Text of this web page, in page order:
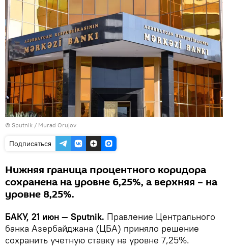
© Sputnik / Murad Orujov
Подписаться
Нижняя граница процентного коридора
сохранена на уровне 6,25%, а верхняя – на
уровне 8,25%.
БАКУ, 21 июн — Sputnik. Правление Центрального
банка Азербайджана (ЦБА) приняло решение
сохранить учетную ставку на уровне 7,25%.